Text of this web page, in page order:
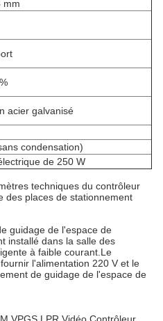
mm
acier galvanisé
condensation)
de 250 W
techniques du contrôleur
des places de stationnement
guidage de l'espace de
installé dans la salle des
à faible courant.Le
l'alimentation 220 V et le
de guidage de l'espace de